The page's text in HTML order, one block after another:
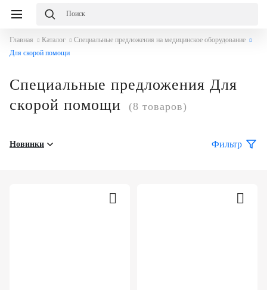
Главная Каталог
Специальные предложения на медицинское оборудование
Для скорой помощи
Специальные предложения Для
скорой помощи
(8 товаров)
Новинки Фильтр